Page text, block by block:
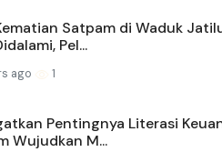
Satpam di Waduk
Pel...
ago 1
Pentingnya Literasi
Wujudkan M...